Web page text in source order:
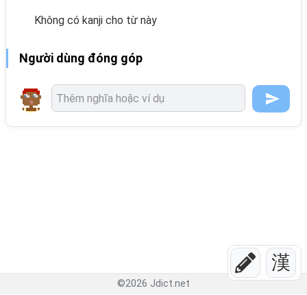
漢
Không có kanji cho từ này
Người dùng đóng góp
©2026 Jdict.net